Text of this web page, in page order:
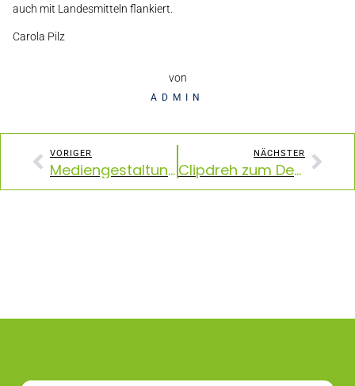
auch mit Landesmitteln flankiert.
Carola Pilz
von
ADMIN
VORIGER
Mediengestaltung: Ein spannender Ausflug zum „Offenen Kanal Kiel“
NÄCHSTER
Clipdreh zum Demokratie Toolkit